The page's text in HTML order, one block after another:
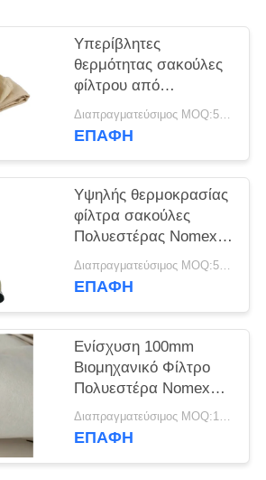
Υπερίβλητες
θερμότητας σακούλες
φίλτρου από
πολυεστέρα P84 PTFE
για εργοστάσια
Διαπραγματεύσιμος MOQ:50 τεμ
ΕΠΑΦΉ
Υψηλής θερμοκρασίας
φίλτρα σακούλες
Πολυεστέρας Nomex
PTFE PPS P84
Fiberglass Βιομηχανικό
Ανθρακωρυχείο
Χαλυβουργείο
Διαπραγματεύσιμος MOQ:50 τεμ
ΕΠΑΦΉ
Ενίσχυση 100mm
Βιομηχανικό Φίλτρο
Πολυεστέρα Nomex
Nomex
Διαπραγματεύσιμος MOQ:100 τεμ
ΕΠΑΦΉ